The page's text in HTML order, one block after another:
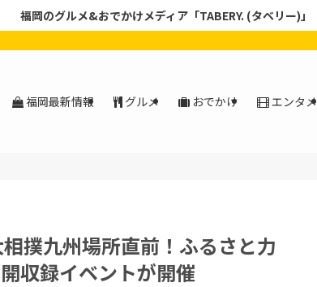
福岡のグルメ&おでかけメディア「TABERY. (タベリー)」
福岡最新情報 グルメ おでかけ エンタメ
撲九州場所直前！ふるさと力
収録イベントが開催